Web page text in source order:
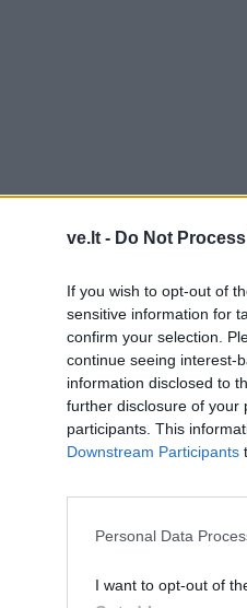
ve.lt - Do Not
If you wish to opt-out of
sensitive information for
confirm your selection.
continue seeing interest-
information disclosed to
further disclosure of your
participants. This
Downstream Participants
Personal Data
I want to opt-out of
Į Klaipėdą iš emigracijos